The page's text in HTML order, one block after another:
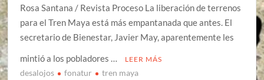
Rosa Santana / Revista Proceso La liberación de terrenos
para el Tren Maya está más empantanada que antes. El
secretario de Bienestar, Javier May, aparentemente les
mintió a los pobladores …
LEER MÁS
desalojos fonatur tren maya